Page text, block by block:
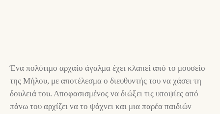
Ένα πολύτιμο αρχαίο άγαλμα έχει κλαπεί από το μουσείο
της Μήλου, με αποτέλεσμα ο διευθυντής του να χάσει τη
δουλειά του. Αποφασισμένος να διώξει τις υποψίες από
πάνω του αρχίζει να το ψάχνει και μια παρέα παιδιών